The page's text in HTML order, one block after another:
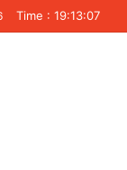
Time : 19:13:07